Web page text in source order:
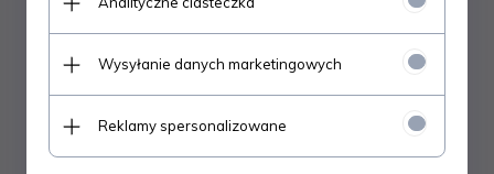
Najwyższej jakości pojemnik hermetyczny przeznaczony do
lodówki i zamrażarki.
zamknięcie.
Wysyłanie danych marketingowych
Reklamy spersonalizowane